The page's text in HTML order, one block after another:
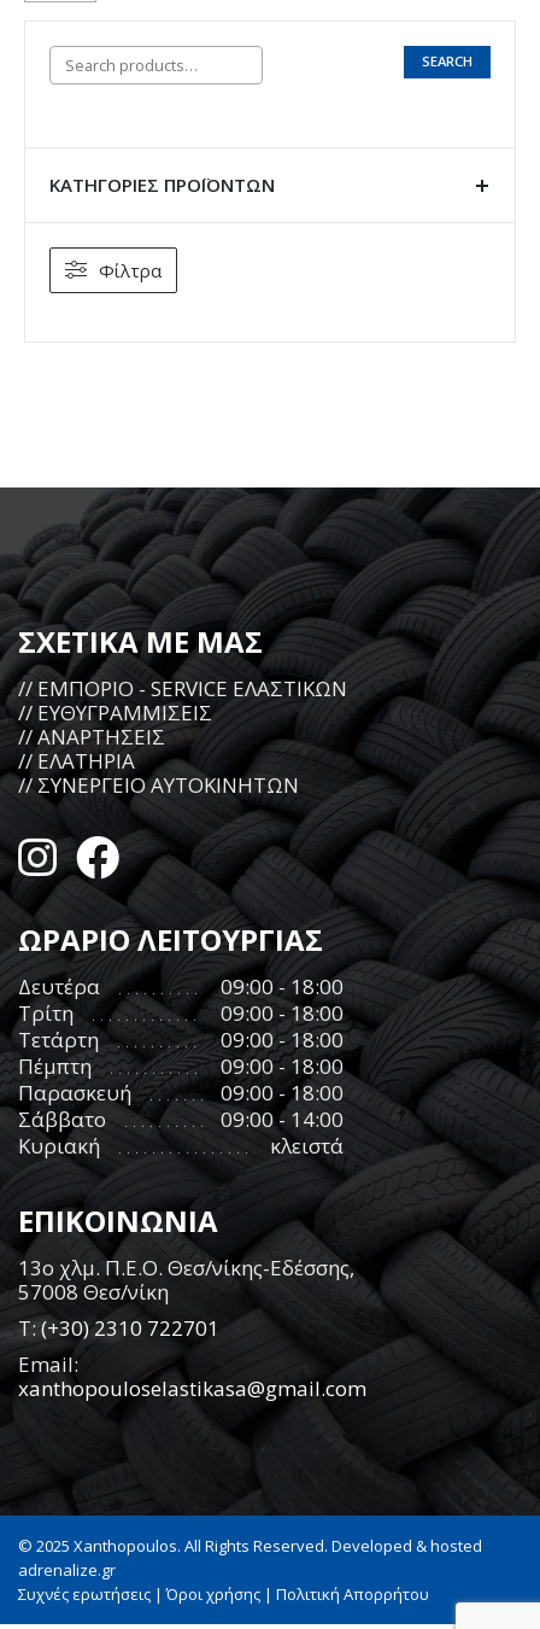
SEARCH
ΚΑΤΗΓΟΡΊΕΣ ΠΡΟΪΌΝΤΩΝ
Φίλτρα
ΣΧΕΤΙΚΑ ΜΕ ΜΑΣ
// ΕΜΠΟΡΙΟ - SERVICE ΕΛΑΣΤΙΚΩΝ
// ΕΥΘΥΓΡΑΜΜΙΣΕΙΣ
// ΑΝΑΡΤΗΣΕΙΣ
// ΕΛΑΤΗΡΙΑ
// ΣΥΝΕΡΓΕΙΟ ΑΥΤΟΚΙΝΗΤΩΝ
ΩΡΑΡΙΟ ΛΕΙΤΟΥΡΓΙΑΣ
Δευτέρα
09:00 - 18:00
Τρίτη
09:00 - 18:00
Τετάρτη
09:00 - 18:00
Πέμπτη
09:00 - 18:00
Παρασκευή
09:00 - 18:00
Σάββατο
09:00 - 14:00
Κυριακή
κλειστά
ΕΠΙΚΟΙΝΩΝΙΑ
13ο χλμ. Π.Ε.Ο. Θεσ/νίκης-Εδέσσης,
57008 Θεσ/νίκη
Τ:(+30) 2310 722701
Email:
xanthopouloselastikasa@gmail.com
© 2025 Xanthopoulos. All Rights Reserved. Developed & hosted
adrenalize.gr
Συχνές ερωτήσεις |Όροι χρήσης | Πολιτική Απορρήτου